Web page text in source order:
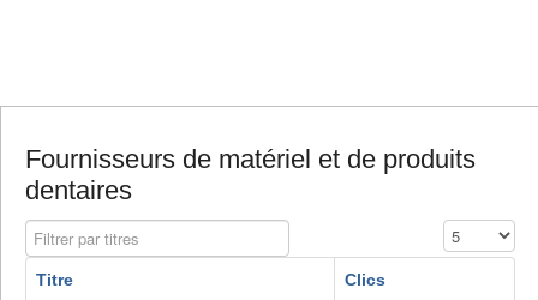
Fournisseurs de matériel et de produits
dentaires
Filtrer par titres Affichage #
Titre Clics